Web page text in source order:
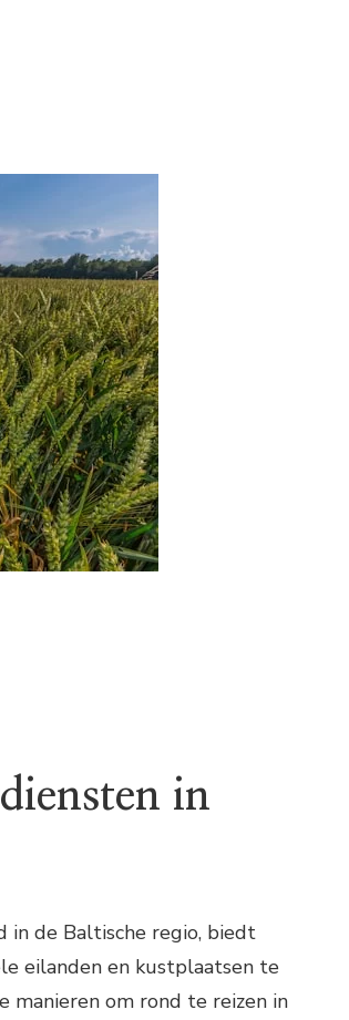
in
in de Baltische regio, biedt
eilanden en kustplaatsen te
manieren om rond te reizen in